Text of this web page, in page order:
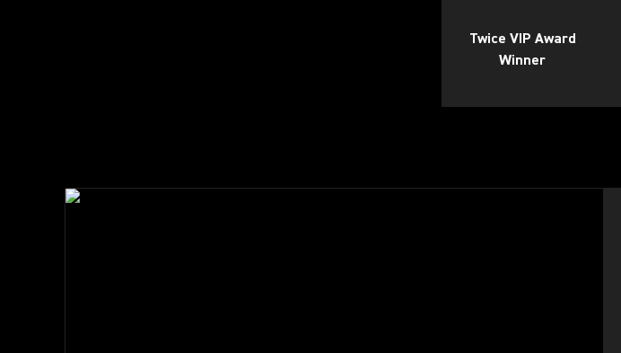
Twice VIP Award
Winner